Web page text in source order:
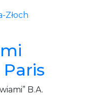
Złoch
B.A.